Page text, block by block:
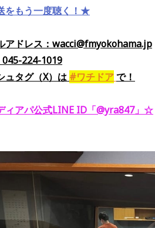
をもう一度聴く！★
アドレス：wacci@fmyokohama.jp
045-224-1019
ュタグ（X） は #ワチドアで！
アパ公式LINE ID「@yra847」 ☆